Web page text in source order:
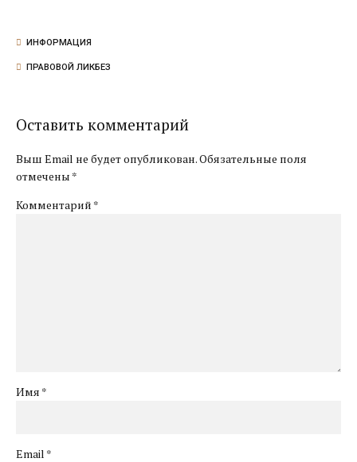
ИНФОРМАЦИЯ
ПРАВОВОЙ ЛИКБЕЗ
Оставить комментарий
Выш Email не будет опубликован. Обязательные поля
отмечены *
Комментарий *
Имя *
Email *